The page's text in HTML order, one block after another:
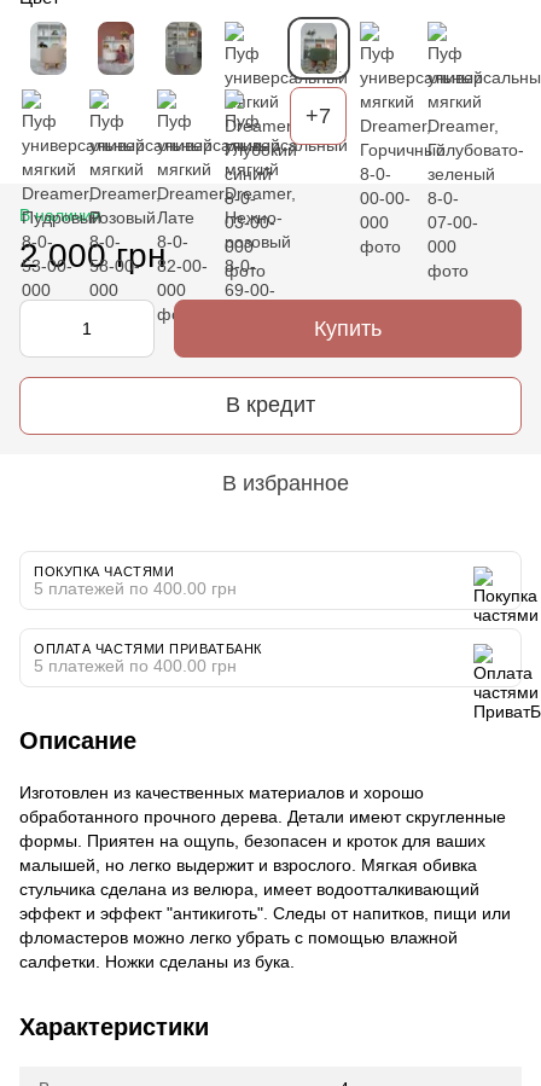
+7
В наличии
2 000 грн
Купить
В кредит
В избранное
ПОКУПКА ЧАСТЯМИ
5 платежей по 400.00 грн
ОПЛАТА ЧАСТЯМИ ПРИВАТБАНК
5 платежей по 400.00 грн
Описание
Изготовлен из качественных материалов и хорошо
обработанного прочного дерева. Детали имеют скругленные
формы. Приятен на ощупь, безопасен и кроток для ваших
малышей, но легко выдержит и взрослого. Мягкая обивка
стульчика сделана из велюра, имеет водоотталкивающий
эффект и эффект "антикиготь". Следы от напитков, пищи или
фломастеров можно легко убрать с помощью влажной
салфетки. Ножки сделаны из бука.
Характеристики